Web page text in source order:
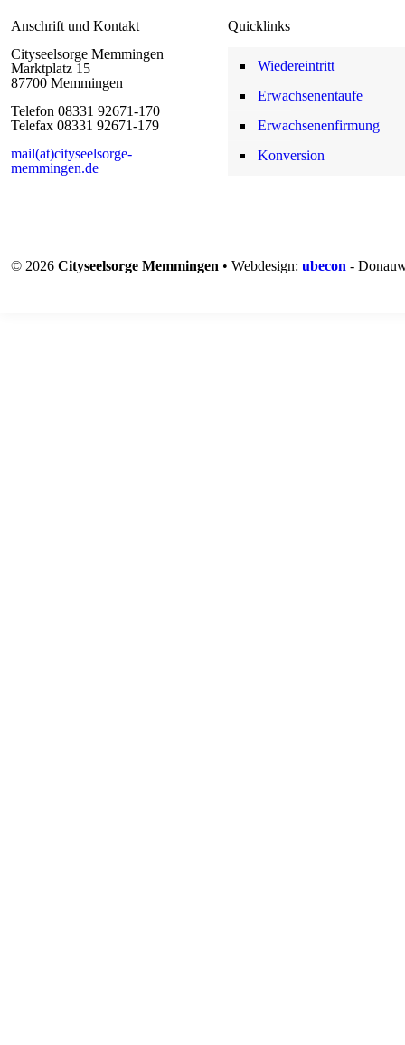
Anschrift und Kontakt
Cityseelsorge Memmingen
Marktplatz 15
87700 Memmingen
Telefon 08331 92671-170
Telefax 08331 92671-179
mail(at)cityseelsorge-
memmingen.de
Quicklinks
Wiedereintritt
Erwachsenentaufe
Erwachsenenfirmung
Konversion
© 2026 Cityseelsorge Memmingen • Webdesign: ubecon -